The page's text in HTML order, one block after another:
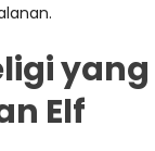
yang
Elf